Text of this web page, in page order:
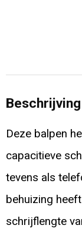
Beschrijving
Deze balpen
capacitieve
tevens als
behuizing
schrijflengte